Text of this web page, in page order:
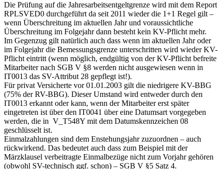
Die Prüfung auf die Jahresarbeitsentgeltgrenze wird mit dem Report
RPLSVED0 durchgeführt da seit 2011 wieder die 1+1 Regel gilt –
wenn Überschreitung im aktuellen Jahr und voraussichtliche
Überschreitung im Folgejahr dann besteht kein KV-Pflicht mehr.
Im Gegenzug gilt natürlich auch dass wenn im aktuellen Jahr oder
im Folgejahr die Bemessungsgrenze unterschritten wird wieder KV-
Pflicht eintritt (wenn möglich, endgültig von der KV-Pflicht befreite
Mitarbeiter nach SGB V §8 werden nicht ausgewiesen wenn in
IT0013 das SV-Attribut 28 gepflegt ist!).
Für privat Versicherte vor 01.01.2003 gilt die niedrigere KV-BBG
(75% der RV-BBG). Dieser Umstand wird entweder durch den
IT0013 erkannt oder kann, wenn der Mitarbeiter erst später
eingetreten ist über den IT0041 über eine Datumsart vorgegeben
werden, die in V_T548Y mit dem Datumskennzeichen 08
geschlüsselt ist.
Einmalzahlungen sind dem Enstehungsjahr zuzuordnen – auch
rückwirkend. Das bedeutet auch dass zum Beispiel mit der
Märzklausel verbeitragte Einmalbezüge nicht zum Vorjahr gehören
(obwohl SV-technisch ggf. schon) – SGB V §5 Satz 4.